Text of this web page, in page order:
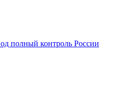
полный контроль России